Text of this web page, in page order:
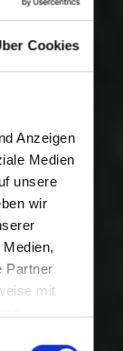
Cookies
Anzeigen
Medien
unsere
wir
Partner
mit